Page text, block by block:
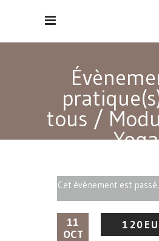
tous /
Yoga
Cet évènement est passé.
11
OCT